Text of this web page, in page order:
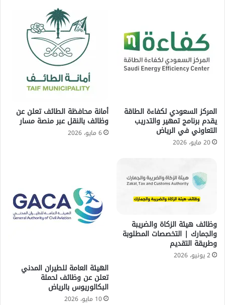
المركز السعودي لكفاءة الطاقة
يقدم برنامج تمهير والتدريب
التعاوني في الرياض
20 مايو، 2026
أمانة محافظة الطائف تعلن عن
وظائف بالنقل عبر منصة مسار
6 مايو، 2026
وظائف هيئة الزكاة والضريبة
والجمارك | التخصصات المطلوبة
وطريقة التقديم
2 يونيو، 2026
الهيئة العامة للطيران المدني
تعلن عن وظائف لحملة
البكالوريوس بالرياض
10 مايو، 2026